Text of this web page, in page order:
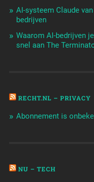
AI-systeem Claude
bedrijven
Waarom AI-bedrijven
snel aan The
RECHT.NL – PRIVACY
Abonnement is
NU – TECH